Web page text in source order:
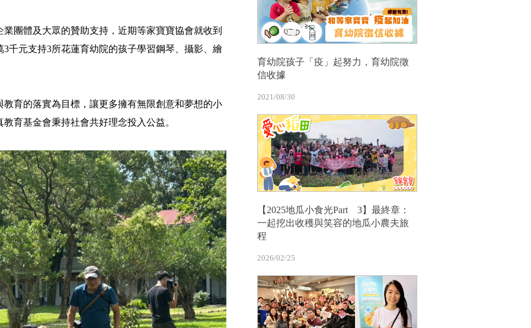
團體及大眾的贊助支持，近期等家寶寶協會就收到
千元支持3所花蓮育幼院的孩子學習鋼琴、攝影、繪
育的落實為目標，讓更多擁有無限創意和夢想的小
育基金會秉持社會共好理念投入公益。
育幼院孩子「疫」起努力，育幼院徵
信收據
2021/08/30
【2025地瓜小食光Part 3】最終章：
一起挖出收穫與笑容的地瓜小農夫旅
程
2026/02/25